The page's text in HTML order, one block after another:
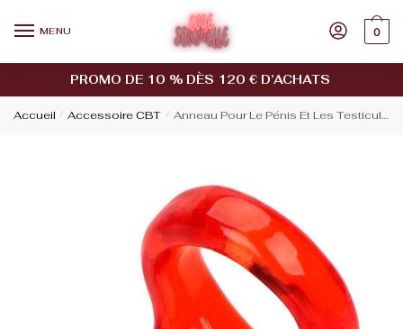
MENU 0
PROMO DE 10 % DÈS 120 € D’ACHATS
Accueil / Accessoire CBT / Anneau Pour Le Pénis Et Les Testicules En Silicone